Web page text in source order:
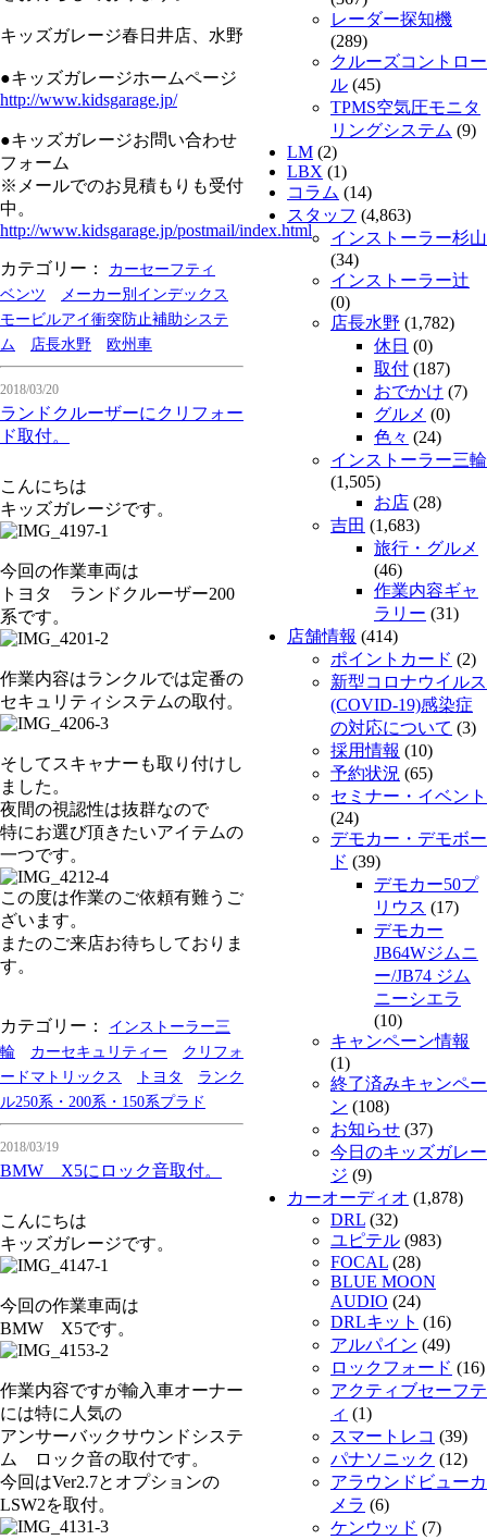
キッズガレージ春日井店、水野
●キッズガレージホームページ
http://www.kidsgarage.jp/
●キッズガレージお問い合わせ
フォーム
※メールでのお見積もりも受付
中。
http://www.kidsgarage.jp/postmail/index.html
カテゴリー：
カーセーフティ
ベンツ
メーカー別インデックス
モービルアイ衝突防止補助システ
ム
店長水野 欧州車
2018/03/20
ランドクルーザーにクリフォー
ド取付。
こんにちは
キッズガレージです。
今回の作業車両は
トヨタ ランドクルーザー200
系です。
作業内容はランクルでは定番の
セキュリティシステムの取付。
そしてスキャナーも取り付けし
ました。
夜間の視認性は抜群なので
特にお選び頂きたいアイテムの
一つです。
この度は作業のご依頼有難うご
ざいます。
またのご来店お待ちしておりま
す。
カテゴリー：
インストーラー三
輪
カーセキュリティー
クリフォ
ードマトリックス
トヨタ
ランク
ル250系・200系・150系プラド
2018/03/19
BMW X5にロック音取付。
こんにちは
キッズガレージです。
今回の作業車両は
BMW X5です。
作業内容ですが輸入車オーナー
には特に人気の
アンサーバックサウンドシステ
ム ロック音の取付です。
今回はVer2.7とオプションの
LSW2を取付。
レーダー探知機
(289)
クルーズコントロー
ル (45)
TPMS空気圧モニタ
リングシステム (9)
LM (2)
LBX (1)
コラム (14)
スタッフ (4,863)
インストーラー杉山
(34)
インストーラー辻
(0)
店長水野 (1,782)
休日 (0)
取付 (187)
おでかけ (7)
グルメ (0)
色々 (24)
インストーラー三輪
(1,505)
お店 (28)
吉田 (1,683)
旅行・グルメ
(46)
作業内容ギャ
ラリー (31)
店舗情報 (414)
ポイントカード (2)
新型コロナウイルス
(COVID-19)感染症
の対応について (3)
採用情報 (10)
予約状況 (65)
セミナー・イベント
(24)
デモカー・デモボー
ド (39)
デモカー50プ
リウス (17)
デモカー
JB64Wジムニ
ー/JB74 ジム
ニーシエラ
(10)
キャンペーン情報
(1)
終了済みキャンペー
ン (108)
お知らせ (37)
今日のキッズガレー
ジ (9)
カーオーディオ (1,878)
DRL (32)
ユピテル (983)
FOCAL (28)
BLUE MOON
AUDIO (24)
DRLキット (16)
アルパイン (49)
ロックフォード (16)
アクティブセーフテ
ィ (1)
スマートレコ (39)
パナソニック (12)
アラウンドビューカ
メラ (6)
ケンウッド (7)